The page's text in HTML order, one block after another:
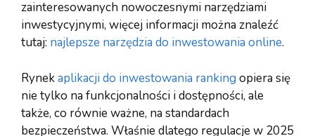
zainteresowanych nowoczesnymi narzędziami
inwestycyjnymi, więcej informacji można znaleźć
tutaj: najlepsze narzędzia do inwestowania online.
Rynekaplikacji do inwestowania ranking opiera się
nie tylko na funkcjonalności i dostępności, ale
także, co równie ważne, na standardach
bezpieczeństwa. Właśnie dlatego regulacje w 2025